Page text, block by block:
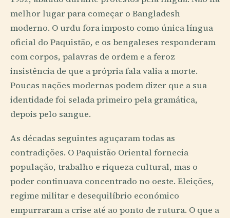
melhor lugar para começar o Bangladesh
moderno. O urdu fora imposto como única língua
oficial do Paquistão, e os bengaleses responderam
com corpos, palavras de ordem e a feroz
insistência de que a própria fala valia a morte.
Poucas nações modernas podem dizer que a sua
identidade foi selada primeiro pela gramática,
depois pelo sangue.
As décadas seguintes aguçaram todas as
contradições. O Paquistão Oriental fornecia
população, trabalho e riqueza cultural, mas o
poder continuava concentrado no oeste. Eleições,
regime militar e desequilíbrio económico
empurraram a crise até ao ponto de rutura. O que a